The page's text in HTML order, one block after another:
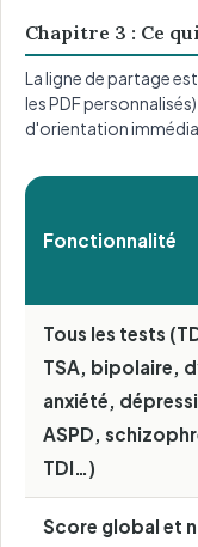
Chapitre 3 : Ce
La ligne de partage
les PDF
d'orientation
Fonctionnalité
Tous les tests
TSA, bipolaire,
anxiété,
ASPD,
TDI…)
Score global et